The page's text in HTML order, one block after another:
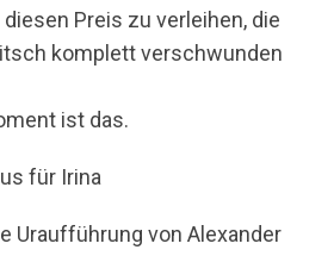
Preis zu verleihen, die
komplett verschwunden
ist das.
für Irina
Uraufführung von Alexander